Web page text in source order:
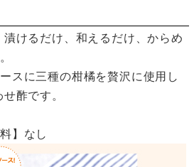
けるだけ、和えるだけ、からめ
スに三種の柑橘を贅沢に使用し
酢です。
】なし